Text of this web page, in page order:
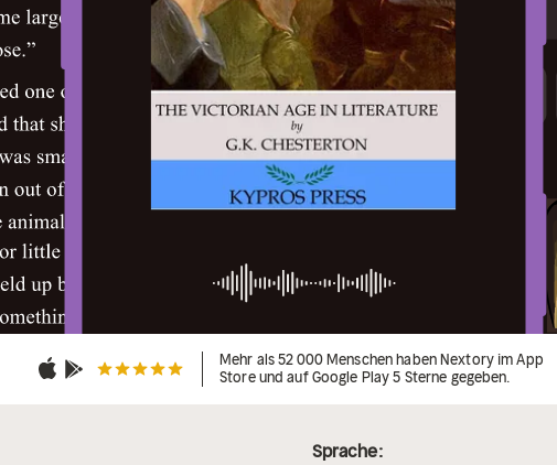
Mehr als 52 000 Menschen haben Nextory im App
Store und auf Google Play 5 Sterne gegeben.
Sprache: